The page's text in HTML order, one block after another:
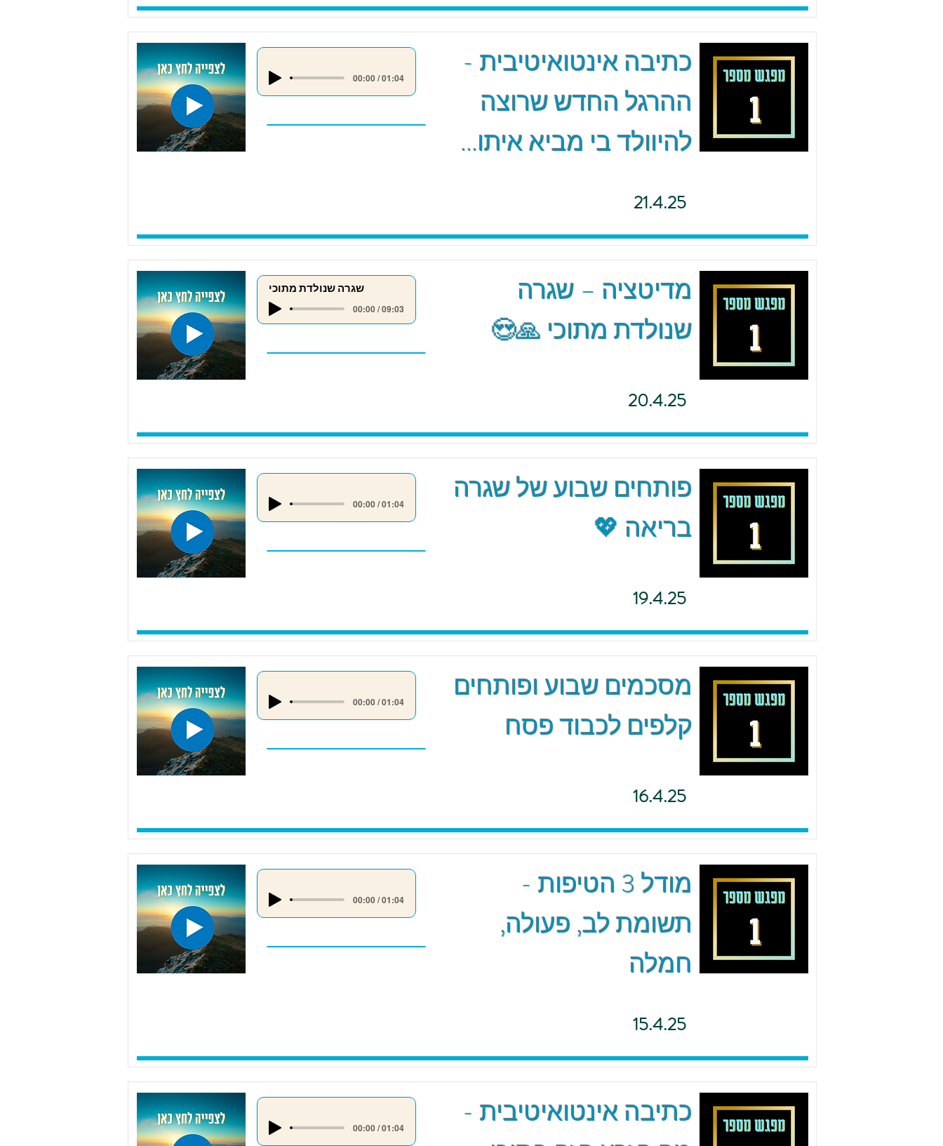
00:00 / 01:04
כתיבה אינטואיטיבית -
ההרגל החדש שרוצה
להיוולד בי מביא איתו...
21.4.25
שגרה שנולדת מתוכי
00:00 / 09:03
מדיטציה – שגרה
שנולדת מתוכי 🙏😍
20.4.25
00:00 / 01:04
פותחים שבוע של שגרה
בריאה 💖
19.4.25
00:00 / 01:04
מסכמים שבוע ופותחים
קלפים לכבוד פסח
16.4.25
00:00 / 01:04
מודל 3 הטיפות -
תשומת לב, פעולה,
חמלה
15.4.25
00:00 / 01:04
כתיבה אינטואיטיבית -